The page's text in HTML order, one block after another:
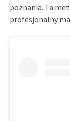
poznania. Ta
profesjonalny